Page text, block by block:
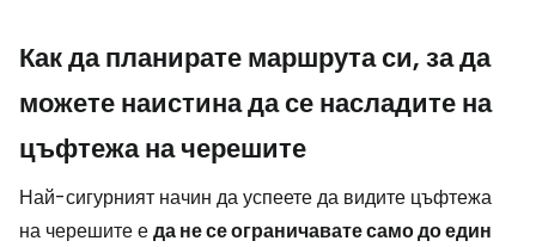
Как да планирате маршрута си, за да
можете наистина да се насладите на
цъфтежа на черешите
Най-сигурният начин да успеете да видите цъфтежа
на черешите еда не се ограничавате само до един